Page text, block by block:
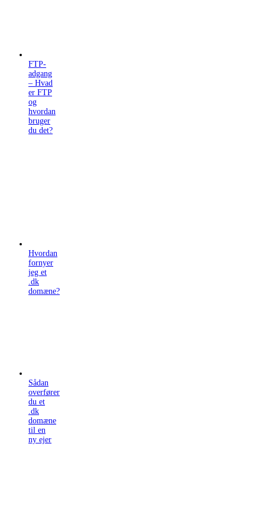
FTP-
adgang
– Hvad
er FTP
og
hvordan
bruger
du det?
Hvordan
fornyer
jeg et
.dk
domæne?
Sådan
overfører
du et
.dk
domæne
til en
ny ejer